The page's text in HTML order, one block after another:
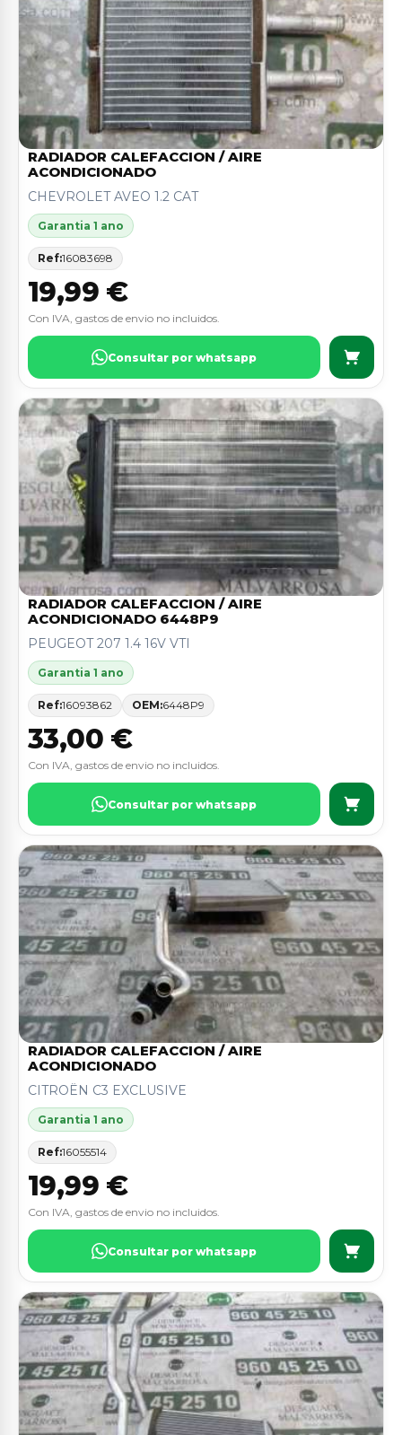
RADIADOR CALEFACCION / AIRE
ACONDICIONADO
CHEVROLET AVEO 1.2 CAT
Garantia 1 ano
Ref:16083698
19,99 €
Con IVA, gastos de envio no incluidos.
Consultar por whatsapp
RADIADOR CALEFACCION / AIRE
ACONDICIONADO 6448P9
PEUGEOT 207 1.4 16V VTI
Garantia 1 ano
Ref:16093862 OEM:6448P9
33,00 €
Con IVA, gastos de envio no incluidos.
Consultar por whatsapp
RADIADOR CALEFACCION / AIRE
ACONDICIONADO
CITROËN C3 EXCLUSIVE
Garantia 1 ano
Ref:16055514
19,99 €
Con IVA, gastos de envio no incluidos.
Consultar por whatsapp